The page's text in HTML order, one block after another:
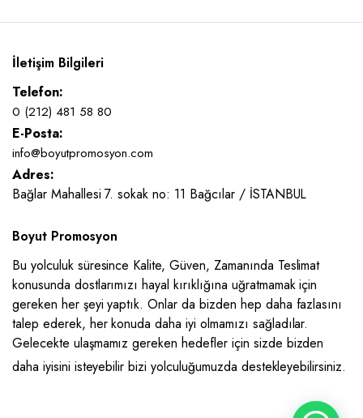
İletişim Bilgileri
Telefon:
0 (212) 481 58 80
E-Posta:
info@boyutpromosyon.com
Adres:
Bağlar Mahallesi 7. sokak no: 11 Bağcılar / İSTANBUL
Boyut Promosyon
Bu yolculuk süresince Kalite, Güven, Zamanında Teslimat
konusunda dostlarımızı hayal kırıklığına uğratmamak için
gereken her şeyi yaptık. Onlar da bizden hep daha fazlasını
talep ederek, her konuda daha iyi olmamızı sağladılar.
Gelecekte ulaşmamız gereken hedefler için sizde bizden
daha iyisini isteyebilir bizi yolculuğumuzda destekleyebilirsiniz.